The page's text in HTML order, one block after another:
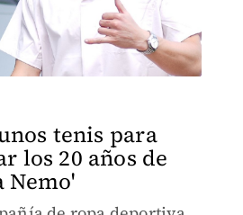
tenis para
los 20 años de
Nemo'